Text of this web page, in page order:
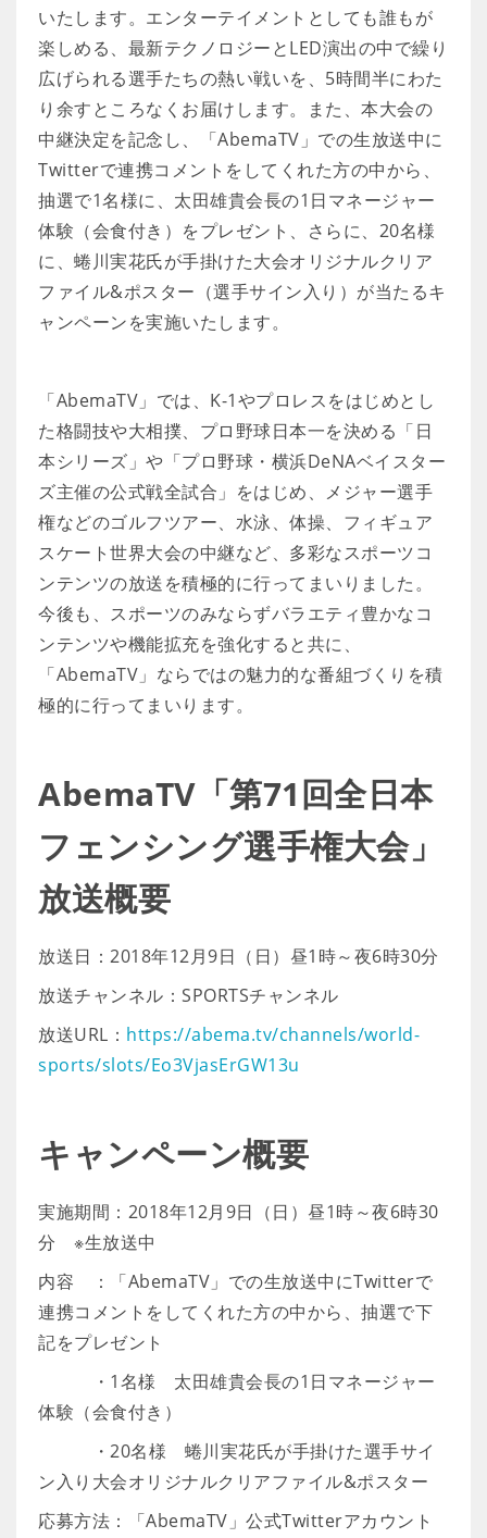
いたします。エンターテイメントとしても誰もが
楽しめる、最新テクノロジーとLED演出の中で繰り
広げられる選手たちの熱い戦いを、5時間半にわた
り余すところなくお届けします。また、本大会の
中継決定を記念し、「AbemaTV」での生放送中に
Twitterで連携コメントをしてくれた方の中から、
抽選で1名様に、太田雄貴会長の1日マネージャー
体験（会食付き）をプレゼント、さらに、20名様
に、蜷川実花氏が手掛けた大会オリジナルクリア
ファイル&ポスター（選手サイン入り）が当たるキ
ャンペーンを実施いたします。
「AbemaTV」では、K-1やプロレスをはじめとし
た格闘技や大相撲、プロ野球日本一を決める「日
本シリーズ」や「プロ野球・横浜DeNAベイスター
ズ主催の公式戦全試合」をはじめ、メジャー選手
権などのゴルフツアー、水泳、体操、フィギュア
スケート世界大会の中継など、多彩なスポーツコ
ンテンツの放送を積極的に行ってまいりました。
今後も、スポーツのみならずバラエティ豊かなコ
ンテンツや機能拡充を強化すると共に、
「AbemaTV」ならではの魅力的な番組づくりを積
極的に行ってまいります。
AbemaTV「第71回全日本
フェンシング選手権大会」
放送概要
放送日：2018年12月9日（日）昼1時～夜6時30分
放送チャンネル：SPORTSチャンネル
放送URL： https://abema.tv/channels/world-
sports/slots/Eo3VjasErGW13u
キャンペーン概要
実施期間：2018年12月9日（日）昼1時～夜6時30
分 ※生放送中
内容 ：「AbemaTV」での生放送中にTwitterで
連携コメントをしてくれた方の中から、抽選で下
記をプレゼント
・1名様 太田雄貴会長の1日マネージャー
体験（会食付き）
・20名様 蜷川実花氏が手掛けた選手サイ
ン入り大会オリジナルクリアファイル&ポスター
応募方法：「AbemaTV」公式Twitterアカウント